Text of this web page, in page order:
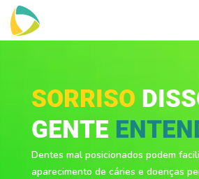
SORRISO
GENTE
Dentes mal posicionados podem
aparecimento de cáries e doenças